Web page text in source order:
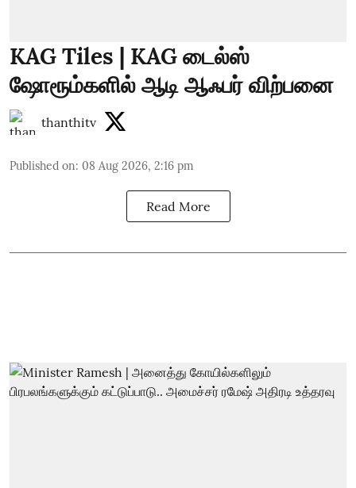
KAG Tiles | KAG டைல்ஸ்
ஷோரூம்களில் ஆடி ஆஃபர் விற்பனை
thanthitv
Published on: 08 Aug 2026, 2:16 pm
Read More